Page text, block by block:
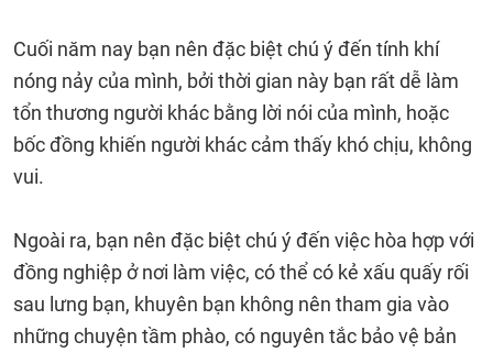
Cuối năm nay bạn nên đặc biệt chú ý đến tính khí
nóng nảy của mình, bởi thời gian này bạn rất dễ làm
tổn thương người khác bằng lời nói của mình, hoặc
bốc đồng khiến người khác cảm thấy khó chịu, không
vui.
Ngoài ra, bạn nên đặc biệt chú ý đến việc hòa hợp với
đồng nghiệp ở nơi làm việc, có thể có kẻ xấu quấy rối
sau lưng bạn, khuyên bạn không nên tham gia vào
những chuyện tầm phào, có nguyên tắc bảo vệ bản